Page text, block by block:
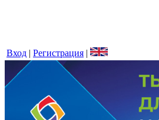
Вход | Регистрация |